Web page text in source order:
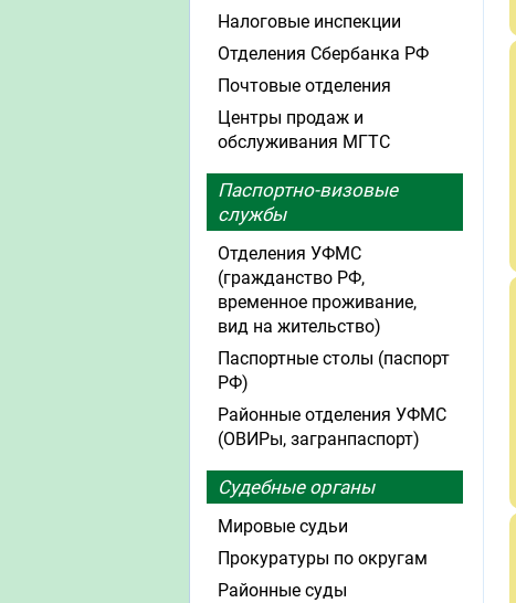
Налоговые инспекции
Отделения Сбербанка РФ
Почтовые отделения
Центры продаж и
обслуживания МГТС
Паспортно-визовые
службы
Отделения УФМС
(гражданство РФ,
временное проживание,
вид на жительство)
Паспортные столы (паспорт
РФ)
Районные отделения УФМС
(ОВИРы, загранпаспорт)
Судебные органы
Мировые судьи
Прокуратуры по округам
Районные суды